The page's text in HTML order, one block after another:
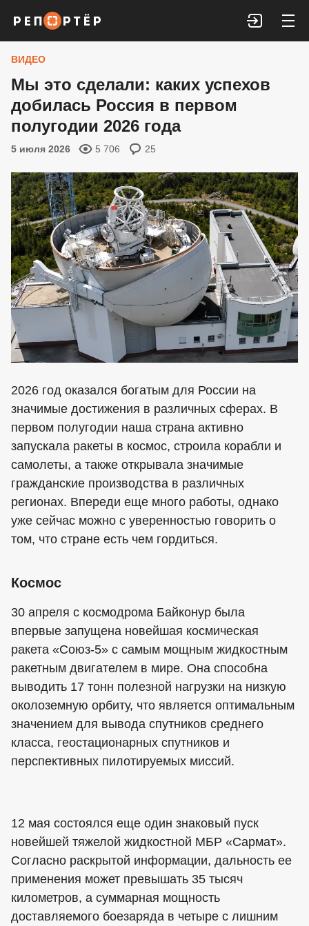
Войти
ВИДЕО
Мы это сделали: каких успехов
добилась Россия в первом
полугодии 2026 года
5 июля 2026 5 706 25
2026 год оказался богатым для России на
значимые достижения в различных сферах. В
первом полугодии наша страна активно
запускала ракеты в космос, строила корабли и
самолеты, а также открывала значимые
гражданские производства в различных
регионах. Впереди еще много работы, однако
уже сейчас можно с уверенностью говорить о
том, что стране есть чем гордиться.
Космос
30 апреля с космодрома Байконур была
впервые запущена новейшая космическая
ракета «Союз-5» с самым мощным жидкостным
ракетным двигателем в мире. Она способна
выводить 17 тонн полезной нагрузки на низкую
околоземную орбиту, что является оптимальным
значением для вывода спутников среднего
класса, геостационарных спутников и
перспективных пилотируемых миссий.
12 мая состоялся еще один знаковый пуск
новейшей тяжелой жидкостной МБР «Сармат».
Согласно раскрытой информации, дальность ее
применения может превышать 35 тысяч
километров, а суммарная мощность
доставляемого боезаряда в четыре с лишним